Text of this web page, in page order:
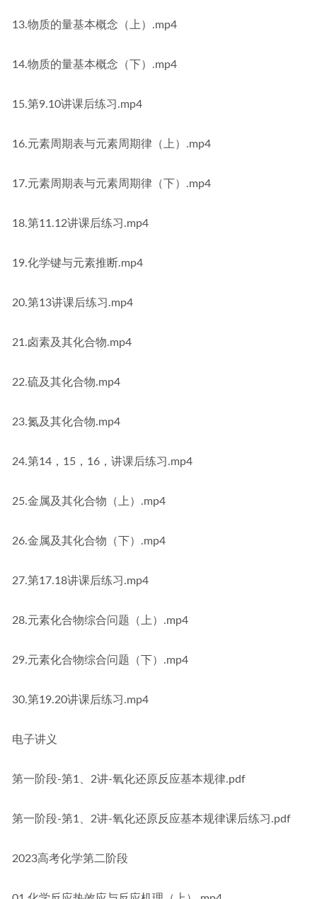
13.物质的量基本概念（上）.mp4
14.物质的量基本概念（下）.mp4
15.第9.10讲课后练习.mp4
16.元素周期表与元素周期律（上）.mp4
17.元素周期表与元素周期律（下）.mp4
18.第11.12讲课后练习.mp4
19.化学键与元素推断.mp4
20.第13讲课后练习.mp4
21.卤素及其化合物.mp4
22.硫及其化合物.mp4
23.氮及其化合物.mp4
24.第14，15，16，讲课后练习.mp4
25.金属及其化合物（上）.mp4
26.金属及其化合物（下）.mp4
27.第17.18讲课后练习.mp4
28.元素化合物综合问题（上）.mp4
29.元素化合物综合问题（下）.mp4
30.第19.20讲课后练习.mp4
电子讲义
第一阶段-第1、2讲-氧化还原反应基本规律.pdf
第一阶段-第1、2讲-氧化还原反应基本规律课后练习.pdf
2023高考化学第二阶段